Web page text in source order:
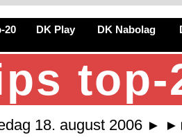
20 DK Play DK Nabolag
top-
18. august 2006 ►